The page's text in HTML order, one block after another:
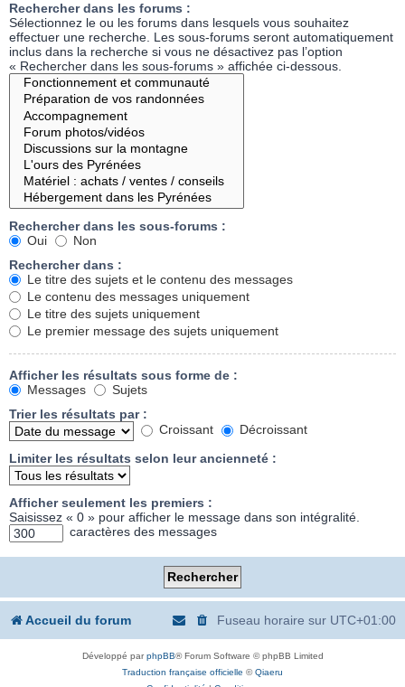
Rechercher dans les forums :
Sélectionnez le ou les forums dans lesquels vous souhaitez
effectuer une recherche. Les sous-forums seront automatiquement
inclus dans la recherche si vous ne désactivez pas l’option
« Rechercher dans les sous-forums » affichée ci-dessous.
Rechercher dans les sous-forums :
Oui
Non
Rechercher dans :
Le titre des sujets et le contenu des messages
Le contenu des messages uniquement
Le titre des sujets uniquement
Le premier message des sujets uniquement
Afficher les résultats sous forme de :
Messages
Sujets
Trier les résultats par :
Croissant
Décroissant
Limiter les résultats selon leur ancienneté :
Afficher seulement les premiers :
Saisissez « 0 » pour afficher le message dans son intégralité.
caractères des messages
Accueil du forum Fuseau horaire sur UTC+01:00
Développé parphpBB® Forum Software © phpBB Limited
Traduction française officielle ©Qiaeru